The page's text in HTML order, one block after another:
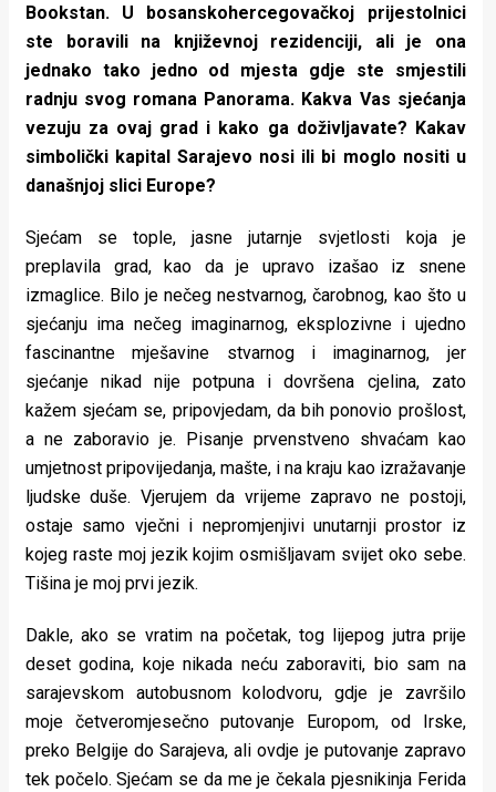
Bookstan. U bosanskohercegovačkoj prijestolnici
ste boravili na književnoj rezidenciji, ali je ona
jednako tako jedno od mjesta gdje ste smjestili
radnju svog romana Panorama. Kakva Vas sjećanja
vezuju za ovaj grad i kako ga doživljavate? Kakav
simbolički kapital Sarajevo nosi ili bi moglo nositi u
današnjoj slici Europe?
Sjećam se tople, jasne jutarnje svjetlosti koja je
preplavila grad, kao da je upravo izašao iz snene
izmaglice. Bilo je nečeg nestvarnog, čarobnog, kao što u
sjećanju ima nečeg imaginarnog, eksplozivne i ujedno
fascinantne mješavine stvarnog i imaginarnog, jer
sjećanje nikad nije potpuna i dovršena cjelina, zato
kažem sjećam se, pripovjedam, da bih ponovio prošlost,
a ne zaboravio je. Pisanje prvenstveno shvaćam kao
umjetnost pripovijedanja, mašte, i na kraju kao izražavanje
ljudske duše. Vjerujem da vrijeme zapravo ne postoji,
ostaje samo vječni i nepromjenjivi unutarnji prostor iz
kojeg raste moj jezik kojim osmišljavam svijet oko sebe.
Tišina je moj prvi jezik.
Dakle, ako se vratim na početak, tog lijepog jutra prije
deset godina, koje nikada neću zaboraviti, bio sam na
sarajevskom autobusnom kolodvoru, gdje je završilo
moje četveromjesečno putovanje Europom, od Irske,
preko Belgije do Sarajeva, ali ovdje je putovanje zapravo
tek počelo. Sjećam se da me je čekala pjesnikinja Ferida